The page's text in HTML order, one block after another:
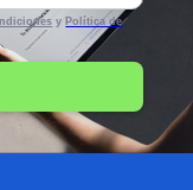
y Política de